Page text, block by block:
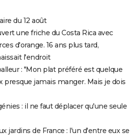
du 12 août
une friche du Costa Rica avec
d'orange. 16 ans plus tard,
l'endroit
: "Mon plat préféré est quelque
presque jamais manger. Mais je dois
: il ne faut déplacer qu'une seule
jardins de France : l'un d'entre eux se